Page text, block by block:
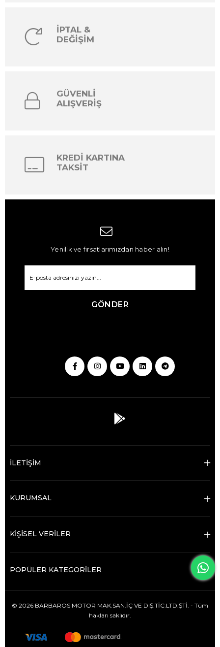
İPTAL &
DEĞİŞİM
GÜVENLİ
ALIŞVERİŞ
KREDİ KARTINA
TAKSİT
Yenilik ve fırsatlarımızdan haber alın!
GÖNDER
İLETİŞİM
KURUMSAL
KİŞİSEL VERİLER
POPÜLER KATEGORİLER
© 2026 BARBAROS MOTOR MAK.SAN.İÇ VE DIŞ.TİC.LTD.ŞTİ. - Tüm
hakları saklıdır.